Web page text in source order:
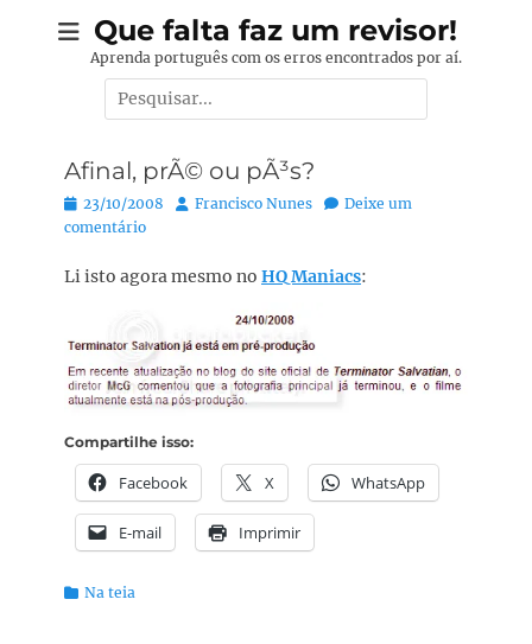
Que falta faz um revisor!
Aprenda português com os erros encontrados por aí.
Pesquisar
por:
Afinal, prÃ© ou pÃ³s?
Posted
on
23/10/2008 Autor:
Francisco Nunes
Deixe um
comentário
Li isto agora mesmo no HQ Maniacs:
Compartilhe isso:
Facebook X WhatsApp
E-mail Imprimir
Categorias:
Na teia